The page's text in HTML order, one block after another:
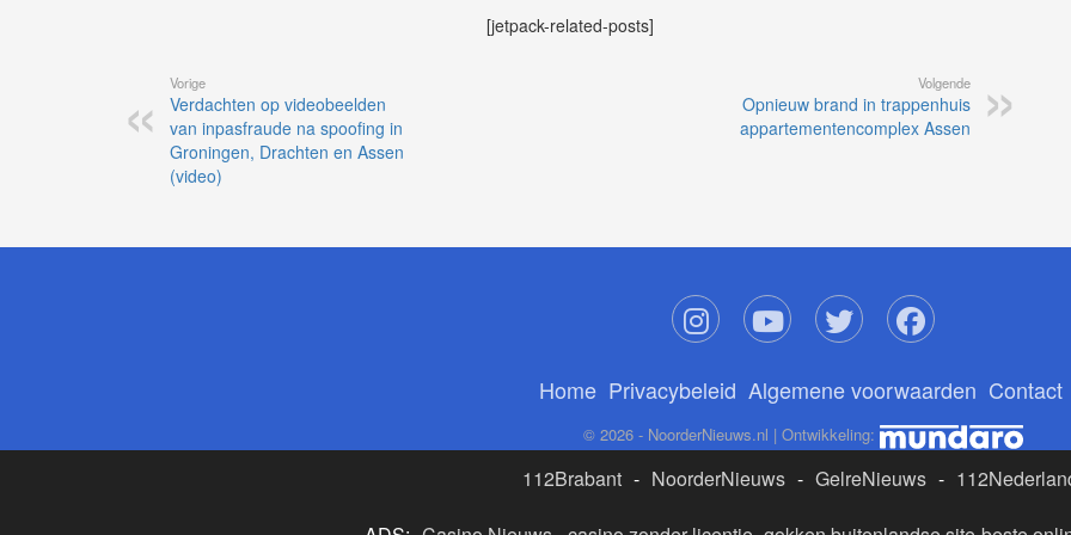
[jetpack-related-posts]
Vorige
Verdachten op videobeelden
van inpasfraude na spoofing in
Groningen, Drachten en Assen
(video)
Volgende
Opnieuw brand in trappenhuis
appartementencomplex Assen
Home Privacybeleid Algemene voorwaarden Contact
© 2026 - NoorderNieuws.nl | Ontwikkeling:
112Brabant - NoorderNieuws - GelreNieuws -